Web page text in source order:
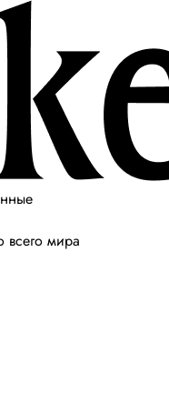
мира